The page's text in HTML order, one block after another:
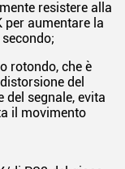
resistere alla
per aumentare la
rotondo, che è
del
segnale, evita
il movimento